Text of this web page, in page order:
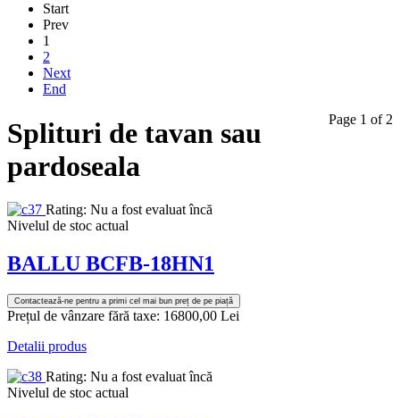
Start
Prev
1
2
Next
End
Page 1 of 2
Splituri de tavan sau
pardoseala
Rating: Nu a fost evaluat încă
Nivelul de stoc actual
BALLU BCFB-18HN1
Contactează-ne pentru a primi cel mai bun preț de pe piață
Prețul de vânzare fără taxe: 16800,00 Lei
Detalii produs
Rating: Nu a fost evaluat încă
Nivelul de stoc actual